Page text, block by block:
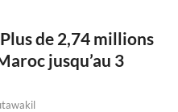
de 2,74 millions
jusqu’au 3